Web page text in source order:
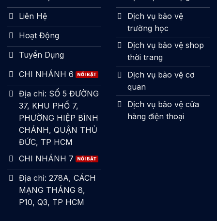
Liên Hệ
Hoạt Động
Tuyển Dụng
CHI NHÁNH 6
Địa chỉ: SỐ 5 ĐƯỜNG
37, KHU PHỐ 7,
PHƯỜNG HIỆP BÌNH
CHÁNH, QUẬN THỦ
ĐỨC, TP HCM
CHI NHÁNH 7
Địa chỉ: 278A, CÁCH
MẠNG THÁNG 8,
P10, Q3, TP HCM
Dịch vụ bảo vệ
trường học
Dịch vụ bảo vệ shop
thời trang
Dịch vụ bảo vệ cơ
quan
Dịch vụ bảo vệ cửa
hàng điện thoại